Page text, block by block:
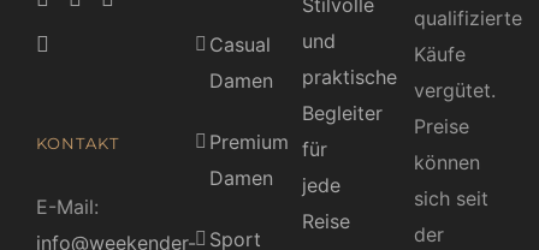
KONTAKT
E-Mail:
info@weekender-
Casual
Damen
Premium
Damen
Sport
Stilvolle
und
praktische
Begleiter
für
jede
Reise
qualifizierte
Käufe
vergütet.
Preise
können
sich seit
der